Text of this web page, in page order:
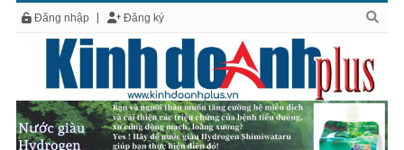
Đăng nhập Đăng ký